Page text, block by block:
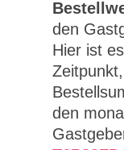
den
Hier ist
den